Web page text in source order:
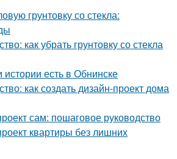
грунтовку со стекла:
как убрать грунтовку со стекла
истории есть в Обнинске
как создать дизайн-проект дома
сам: пошаговое руководство
квартиры без лишних